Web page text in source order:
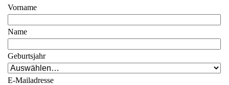
Vorname
Name
Geburtsjahr
E-Mailadresse